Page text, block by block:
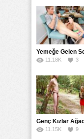
11.18K 3
11.15K 9